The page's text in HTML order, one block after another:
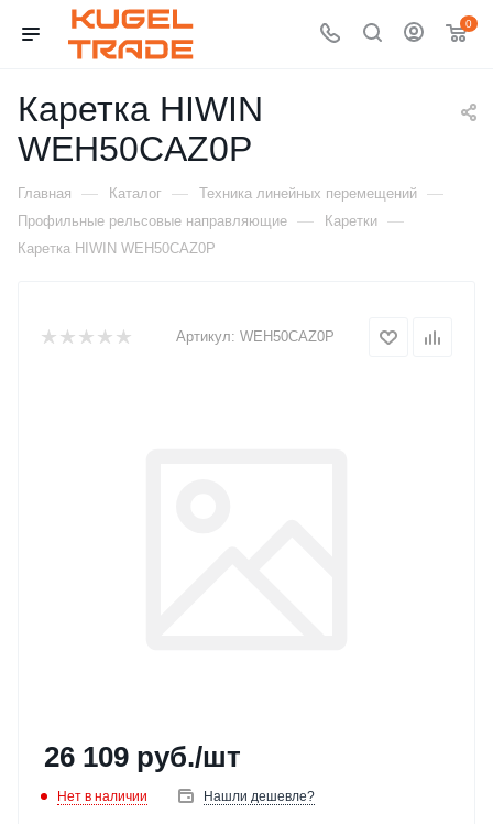
0
Каретка HIWIN
WEH50CAZ0P
Главная — Каталог — Техника линейных перемещений —
Профильные рельсовые направляющие — Каретки —
Каретка HIWIN WEH50CAZ0P
Артикул: WEH50CAZ0P
26 109 руб./шт
Нет в наличии Нашли дешевле?